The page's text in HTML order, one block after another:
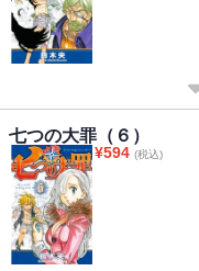
七つの大罪（６）
¥594 (税込)